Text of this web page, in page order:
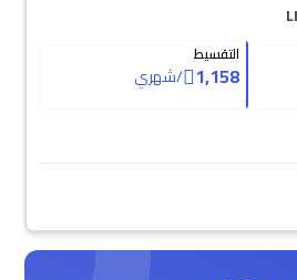
التقسيط
1,158
/شهري